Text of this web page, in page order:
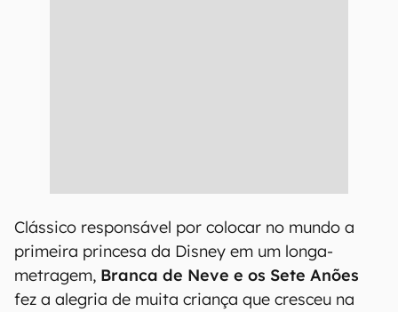
Clássico responsável por colocar no mundo a
primeira princesa da Disney em um longa-
metragem, Branca de Neve e os Sete Anões
fez a alegria de muita criança que cresceu na